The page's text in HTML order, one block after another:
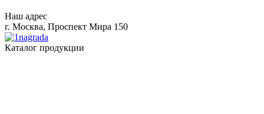
Наш адрес
г. Москва, Проспект Мира 150
Каталог продукции